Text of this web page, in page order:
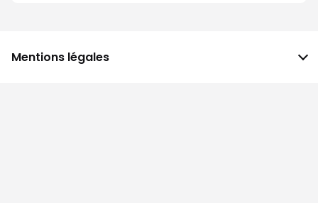
Mentions légales